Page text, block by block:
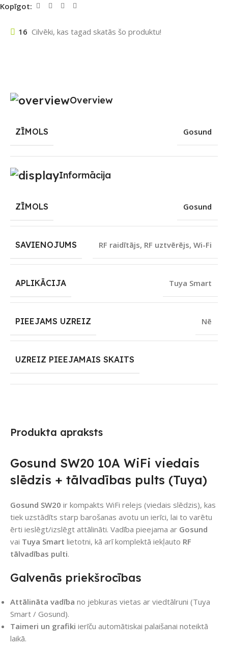
Kopīgot:
16 Cilvēki, kas tagad skatās šo produktu!
Produkta apraksts
Gosund SW20 10A WiFi viedais
slēdzis + tālvadības pults (Tuya)
Gosund SW20 ir kompakts WiFi relejs (viedais slēdzis), kas
tiek uzstādīts starp barošanas avotu un ierīci, lai to varētu
ērti ieslēgt/izslēgt attālināti. Vadība pieejama ar Gosund
vai Tuya Smart lietotni, kā arī komplektā iekļauto RF
tālvadības pulti.
Galvenās priekšrocības
Attālināta vadība no jebkuras vietas ar viedtālruni (Tuya
Smart / Gosund).
Taimeri un grafiki ierīču automātiskai palaišanai noteiktā
laikā.
Overview
ZĪMOLS Gosund
Informācija
ZĪMOLS Gosund
SAVIENOJUMS RF raidītājs, RF uztvērējs, Wi-Fi
APLIKĀCIJA Tuya Smart
PIEEJAMS UZREIZ Nē
UZREIZ PIEEJAMAIS SKAITS